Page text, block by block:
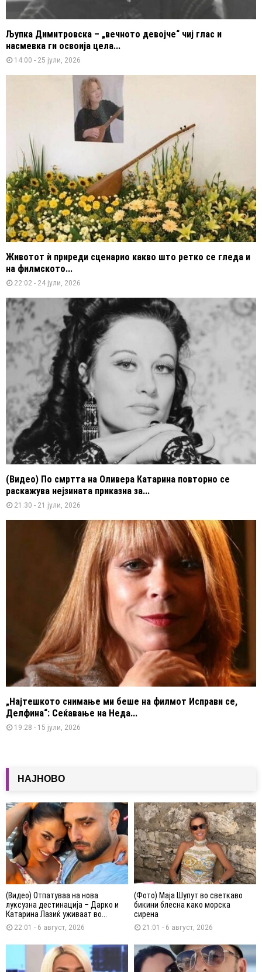
Љупка Димитровска – „вечното девојче“ чиј глас и
насмевка ги освоија цела...
14:00 - 25 јули, 2026
Животот ѝ приреди сценарио какво што ретко се гледа и
на филмското...
22:02 - 24 јули, 2026
(Видео) По смртта на Оливера Катарина повторно се
раскажува нејзината приказна за...
21:30 - 21 јули, 2026
„Најтешкото снимање ми беше на филмот Исправи се,
Делфина“: Сеќавање на Неда...
19:28 - 15 јули, 2026
НАЈНОВО
(Видео) Отпатуваа на нова
луксузна дестинација – Дарко и
Катарина Лазиќ уживаат во...
22:01 - 6 август, 2026
(Фото) Маја Шупут во светкаво
бикини блесна како морска
сирена
21:01 - 6 август, 2026